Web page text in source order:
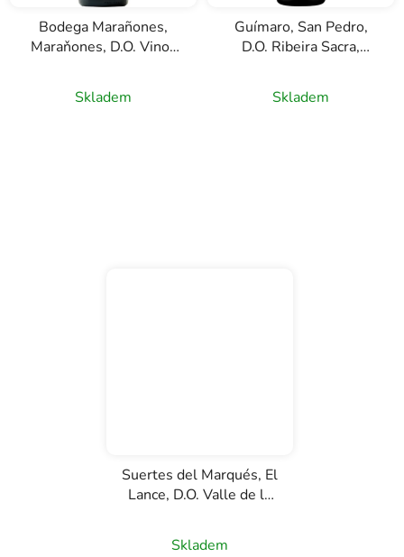
Bodega Marañones,
Maraňones, D.O. Vinos
0,75l
Skladem
Guímaro, San Pedro,
D.O. Ribeira Sacra,
Skladem
Suertes del Marqués, El
Lance, D.O. Valle de la
0,75l
Skladem